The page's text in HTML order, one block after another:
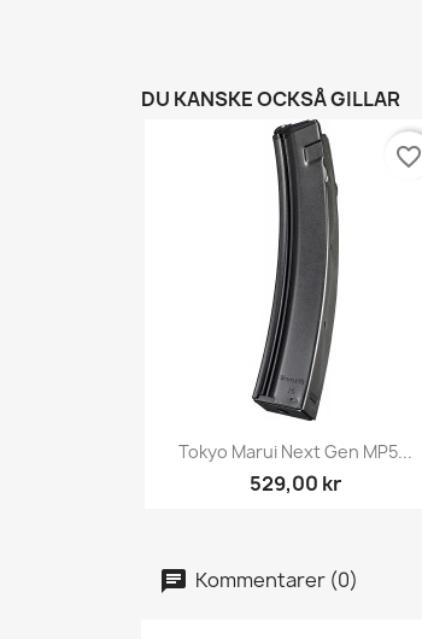
DU KANSKE OCKSÅ GILLAR
Snabbvy
Tokyo Marui Next Gen MP5...
529,00 kr
favorite_border
Kommentarer (0)